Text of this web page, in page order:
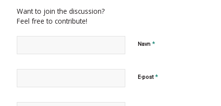
Want to join the discussion?
Feel free to contribute!
Navn *
E-post*